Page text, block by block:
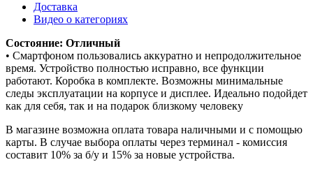
Доставка
Видео о категориях
Состояние: Отличный
• Смартфоном пользовались аккуратно и непродолжительное
время. Устройство полностью исправно, все функции
работают. Коробка в комплекте. Возможны минимальные
следы эксплуатации на корпусе и дисплее. Идеально подойдет
как для себя, так и на подарок близкому человеку
В магазине возможна оплата товара наличными и с помощью
карты. В случае выбора оплаты через терминал - комиссия
составит 10% за б/у и 15% за новые устройства.